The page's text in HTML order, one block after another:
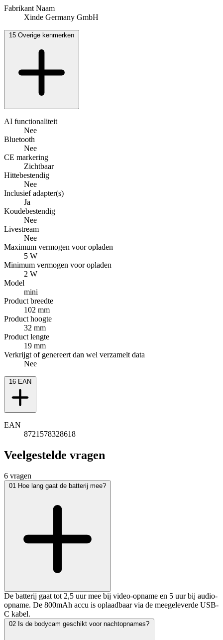
Fabrikant Naam
Xinde Germany GmbH
15 Overige kenmerken
AI functionaliteit
Nee
Bluetooth
Nee
CE markering
Zichtbaar
Hittebestendig
Nee
Inclusief adapter(s)
Ja
Koudebestendig
Nee
Livestream
Nee
Maximum vermogen voor opladen
5 W
Minimum vermogen voor opladen
2 W
Model
mini
Product breedte
102 mm
Product hoogte
32 mm
Product lengte
19 mm
Verkrijgt of genereert dan wel verzamelt data
Nee
16 EAN
EAN
8721578328618
Veelgestelde vragen
6 vragen
01 Hoe lang gaat de batterij mee?
De batterij gaat tot 2,5 uur mee bij video-opname en 5 uur bij audio-
opname. De 800mAh accu is oplaadbaar via de meegeleverde USB-
C kabel.
02 Is de bodycam geschikt voor nachtopnames?